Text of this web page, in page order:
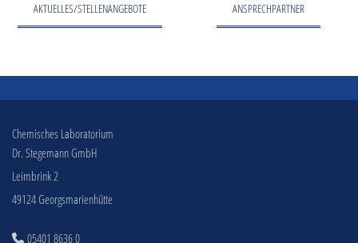
AKTUELLES/STELLENANGEBOTE ANSPRECHPARTNER
Chemisches Laboratorium
Dr. Stegemann GmbH
Leimbrink 2
49124 Georgsmarienhütte
 05401 8636 0